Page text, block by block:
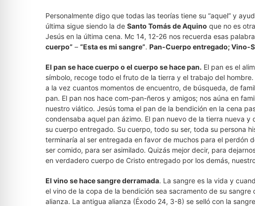
Personalmente digo que todas las teorías tiene su “aquel” y
última sigue siendo la de Santo Tomás de Aquino que no es
Jesús en la última cena. Mc 14, 12-26 nos recuerda esas
cuerpo” – “Esta es mi sangre”. Pan-Cuerpo entregado; Vino-
El pan se hace cuerpo o el cuerpo se hace pan. El pan es el
símbolo, recoge todo el fruto de la tierra y el trabajo del
a la vez cuantos momentos de encuentro, de búsqueda, de
pan. El pan nos hace com-pan-ñeros y amigos; nos aúna en
nuestro viático. Jesús toma el pan de la bendición en la cena
condensaba aquel pan ázimo. El pan nuevo de la tierra nueva
su cuerpo entregado. Su cuerpo, todo su ser, toda su persona
terminaría al ser entregada en favor de muchos para el perdón
ser comido, para ser asimilado. Quizás mejor decir, para
en verdadero cuerpo de Cristo entregado por los demás,
El vino se hace sangre derramada. La sangre es la vida y
el vino de la copa de la bendición sea sacramento de su
alianza. La antigua alianza (Éxodo 24, 3-8) se selló con la